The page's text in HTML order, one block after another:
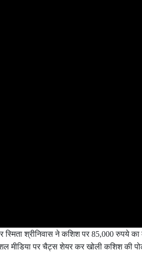
श्रीनिवास ने कशिश पर 85,000 रुपये का
मीडिया पर चैट्स शेयर कर खोली कशिश की